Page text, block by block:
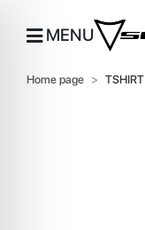
MENU
Home page TSHIRT